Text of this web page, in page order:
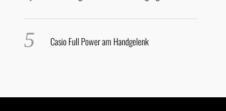
Casio Full Power am Handgelenk